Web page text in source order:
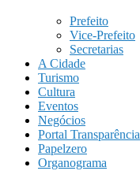
Prefeito
Vice-Prefeito
Secretarias
A Cidade
Turismo
Cultura
Eventos
Negócios
Portal Transparência
Papelzero
Organograma